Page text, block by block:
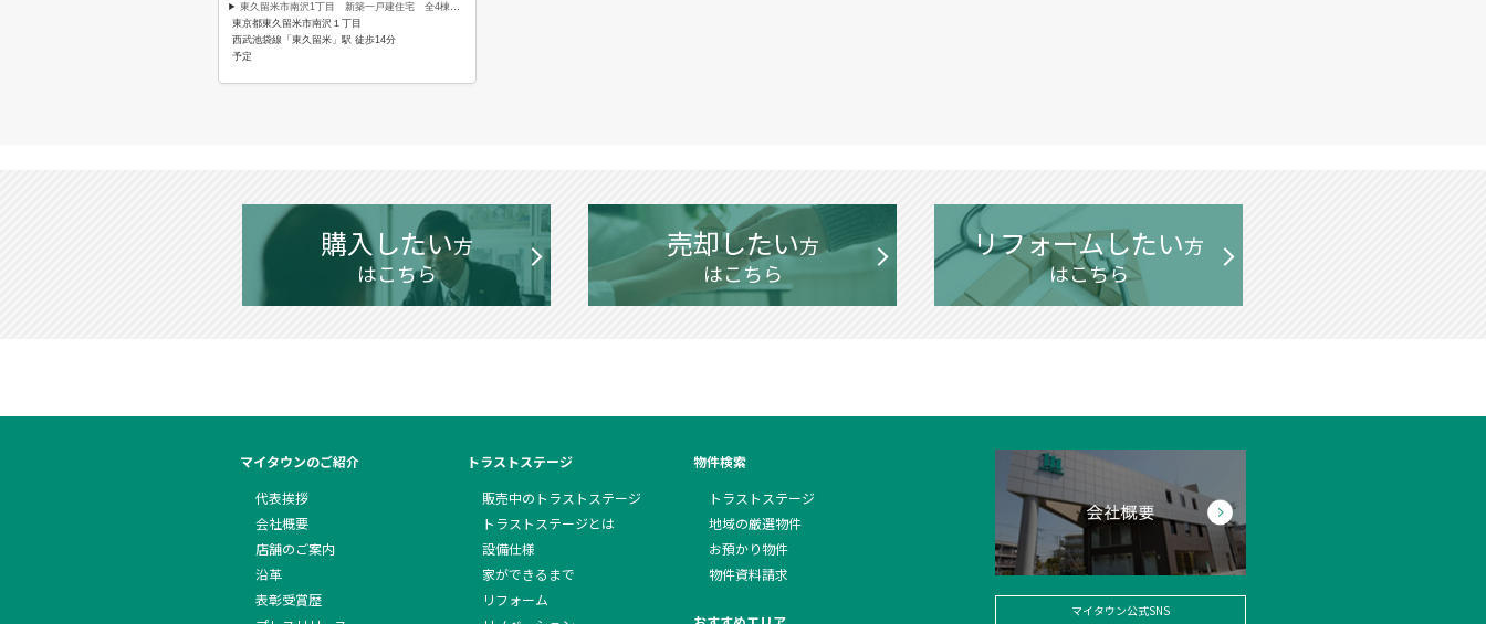
東久留米市南沢1丁目 新築一戸建住宅 全4棟 (保谷店)
東京都東久留米市南沢１丁目
西武池袋線「東久留米」駅 徒歩14分
予定
購入したい方
はこちら
売却したい方
はこちら
リフォームしたい方
はこちら
マイタウンのご紹介
代表挨拶
会社概要
店舗のご案内
沿革
表彰受賞歴
トラストステージ
販売中のトラストステージ
トラストステージとは
設備仕様
家ができるまで
リフォーム
物件検索
トラストステージ
地域の厳選物件
お預かり物件
物件資料請求
マイタウン公式SNS